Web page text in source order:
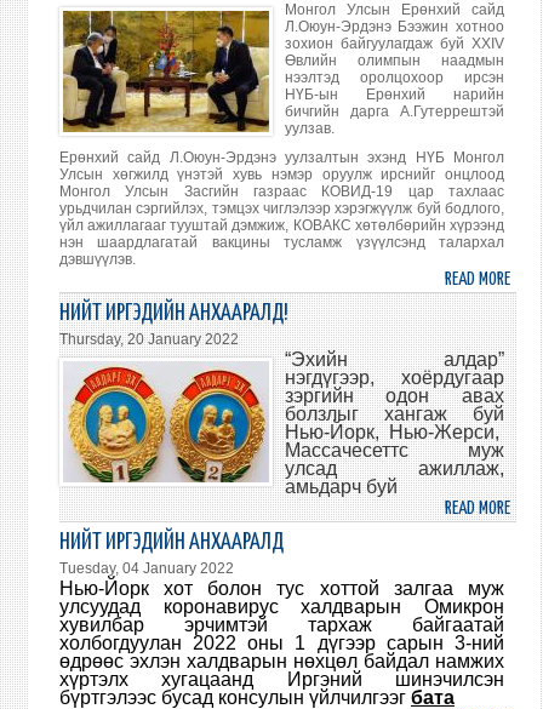
Монгол Улсын Ерөнхий сайд
Л.Оюун-Эрдэнэ Бээжин хотноо
зохион байгуулагдаж буй XXIV
Өвлийн олимпын наадмын
нээлтэд оролцохоор ирсэн
НҮБ-ын Ерөнхий нарийн
бичгийн дарга А.Гутеррештэй
уулзав.
Ерөнхий сайд Л.Оюун-Эрдэнэ уулзалтын эхэнд НҮБ Монгол
Улсын хөгжилд үнэтэй хувь нэмэр оруулж ирснийг онцлоод
Монгол Улсын Засгийн газраас КОВИД-19 цар тахлаас
урьдчилан сэргийлэх, тэмцэх чиглэлээр хэрэгжүүлж буй бодлого,
үйл ажиллагааг тууштай дэмжиж, КОВАКС хөтөлбөрийн хүрээнд
нэн шаардлагатай вакцины тусламж үзүүлсэнд талархал
дэвшүүлэв.
READ MORE
НҮБ-
ЫН
НИЙТ ИРГЭДИЙН АНХААРАЛД!
Thursday, 20 January 2022
“Эхийн алдар”
нэгдүгээр, хоёрдугаар
зэргийнодон авах
болзлыг хангаж буй
Нью-Йорк, Нью-Жерси,
Массачесеттс муж
улсад ажиллаж,
амьдарч буй
READ MORE
НИЙТ
НИЙТ ИРГЭДИЙН АНХААРАЛД
Tuesday, 04 January 2022
Нью-Йорк хот болон тус хоттой залгаа муж
улсуудад коронавирус халдварын Омикрон
хувилбар эрчимтэй тархаж байгаатай
холбогдуулан 2022 оны 1 дүгээр сарын 3-ний
өдрөөс эхлэн халдварын нөхцөл байдал намжих
хүртэлх хугацаанд
Иргэний шинэчилсэн
бүртгэлээс бусад консулын үйлчилгээг бата